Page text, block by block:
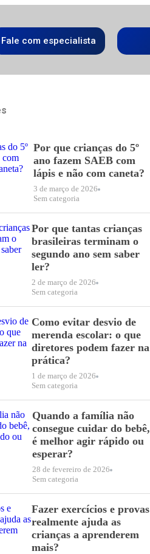
Fale com especialista
Por que crianças do 5º
ano fazem SAEB com
lápis e não com caneta?
3 de março de 2026
Sem categoria
Por que tantas crianças
brasileiras terminam o
segundo ano sem saber
ler?
2 de março de 2026
Sem categoria
Como evitar desvio de
merenda escolar: o que
diretores podem fazer na
prática?
1 de março de 2026
Sem categoria
Quando a família não
consegue cuidar do bebê,
é melhor agir rápido ou
esperar?
28 de fevereiro de 2026
Sem categoria
Fazer exercícios e provas
realmente ajuda as
crianças a aprenderem
mais?